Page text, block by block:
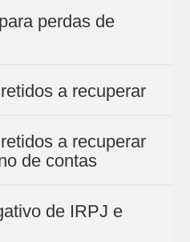
perdas de
a recuperar
a recuperar
de contas
de IRPJ e